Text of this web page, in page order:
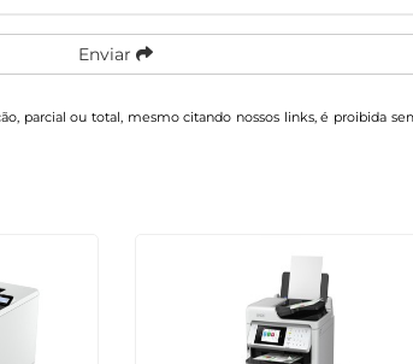
Enviar
parcial ou total, mesmo citando nossos links, é proibida